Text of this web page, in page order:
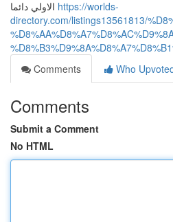
https://worlds-
directory.com/listings13561813/
Comments
Who
Comments
Submit a Comment
No HTML